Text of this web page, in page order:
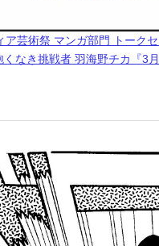
ア芸術祭 マンガ部門 トーク
くなき挑戦者 羽海野チカ『3